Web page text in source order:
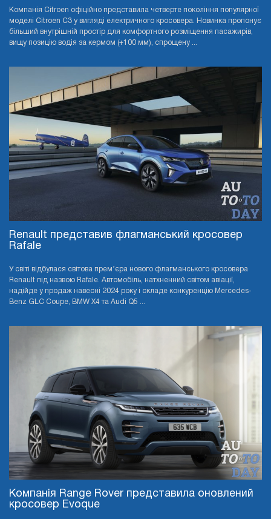
Компанія Citroen офіційно представила четверте покоління популярної
моделі Citroen C3 у вигляді електричного кросовера. Новинка пропонує
більший внутрішній простір для комфортного розміщення пасажирів,
вищу позицію водія за кермом (+100 мм), спрощену ...
Renault представив флагманський кросовер
Rafale
У світі відбулася світова прем’єра нового флагманського кросовера
Renault під назвою Rafale. Автомобіль, натхненний світом авіації,
надійде у продаж навесні 2024 року і складе конкуренцію Mercedes-
Benz GLC Coupe, BMW X4 та Audi Q5 ...
Компанія Range Rover представила оновлений
кросовер Evoque